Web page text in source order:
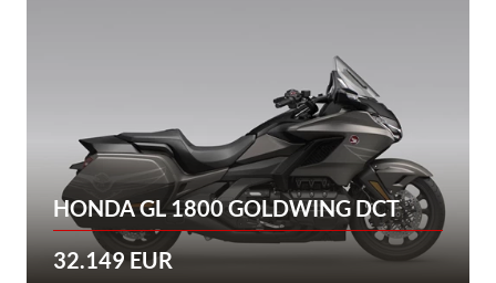
HONDA GL 1800 GOLDWING DCT
32.149 EUR